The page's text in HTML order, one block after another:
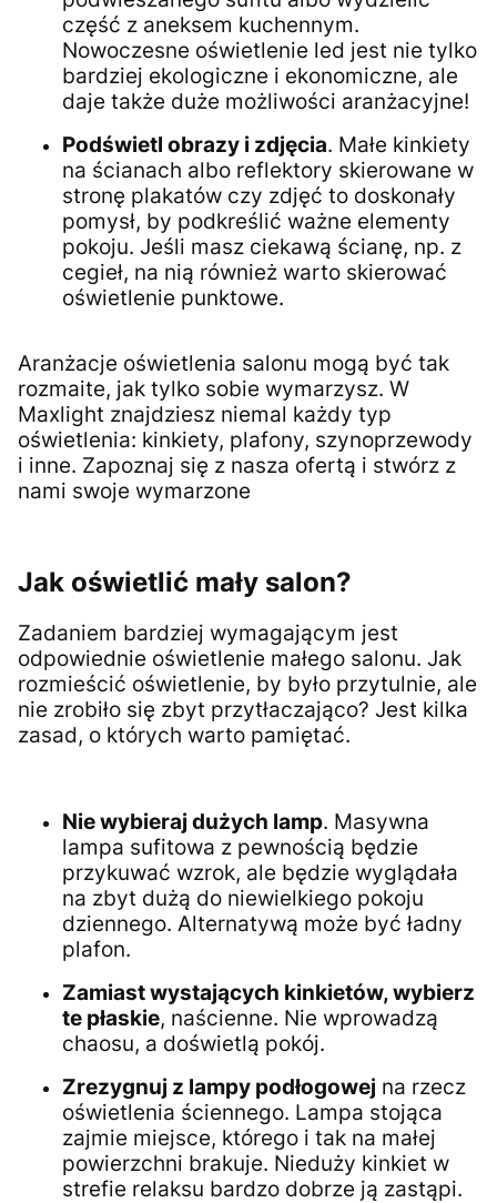
część z aneksem kuchennym.
Nowoczesne oświetlenie led jest nie tylko
bardziej ekologiczne i ekonomiczne, ale
daje także duże możliwości aranżacyjne!
Podświetl obrazy i zdjęcia. Małe kinkiety
na ścianach albo reflektory skierowane w
stronę plakatów czy zdjęć to doskonały
pomysł, by podkreślić ważne elementy
pokoju. Jeśli masz ciekawą ścianę, np. z
cegieł, na nią również warto skierować
oświetlenie punktowe.
Aranżacje oświetlenia salonu mogą być tak
rozmaite, jak tylko sobie wymarzysz. W
Maxlight znajdziesz niemal każdy typ
oświetlenia: kinkiety, plafony, szynoprzewody
i inne. Zapoznaj się z nasza ofertą i stwórz z
nami swoje wymarzone
Jak oświetlić mały salon?
Zadaniem bardziej wymagającym jest
odpowiednie oświetlenie małego salonu. Jak
rozmieścić oświetlenie, by było przytulnie, ale
nie zrobiło się zbyt przytłaczająco? Jest kilka
zasad, o których warto pamiętać.
Nie wybieraj dużych lamp. Masywna
lampa sufitowa z pewnością będzie
przykuwać wzrok, ale będzie wyglądała
na zbyt dużą do niewielkiego pokoju
dziennego. Alternatywą może być ładny
plafon.
Zamiast wystających kinkietów, wybierz
te płaskie, naścienne. Nie wprowadzą
chaosu, a doświetlą pokój.
Zrezygnuj z lampy podłogowej na rzecz
oświetlenia ściennego. Lampa stojąca
zajmie miejsce, którego i tak na małej
powierzchni brakuje. Nieduży kinkiet w
strefie relaksu bardzo dobrze ją zastąpi.